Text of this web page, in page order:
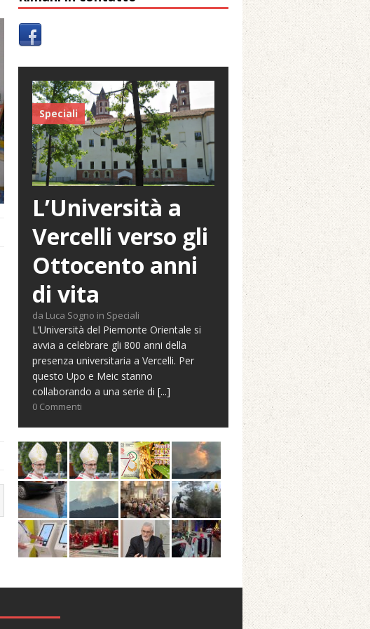
Speciali
L’Università a
Vercelli verso gli
Ottocento anni
di vita
da Luca Sogno in Speciali
L’Università del Piemonte Orientale si
avvia a celebrare gli 800 anni della
presenza universitaria a Vercelli. Per
questo Upo e Meic stanno
collaborando a una serie di [...]
0 Commenti